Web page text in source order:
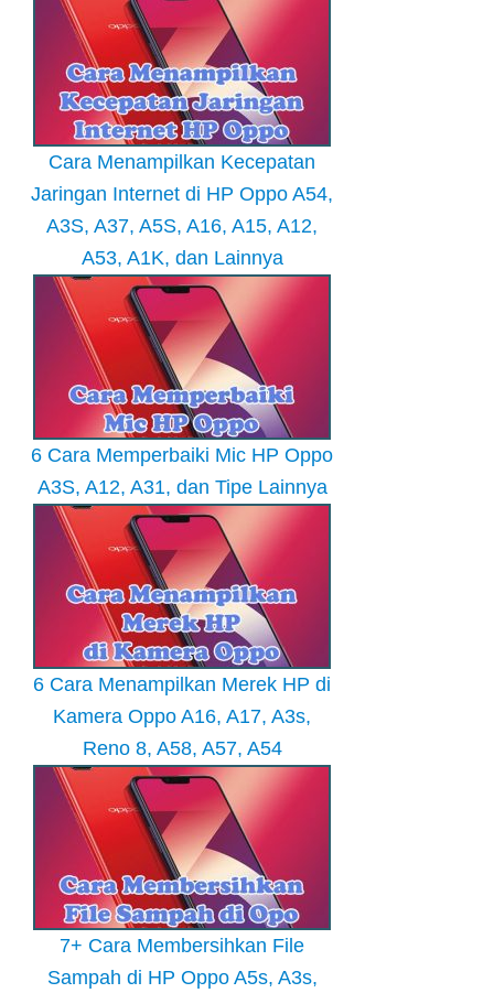
Cara Menampilkan Kecepatan
Jaringan Internet di HP Oppo A54,
A3S, A37, A5S, A16, A15, A12,
A53, A1K, dan Lainnya
6 Cara Memperbaiki Mic HP Oppo
A3S, A12, A31, dan Tipe Lainnya
6 Cara Menampilkan Merek HP di
Kamera Oppo A16, A17, A3s,
Reno 8, A58, A57, A54
7+ Cara Membersihkan File
Sampah di HP Oppo A5s, A3s,